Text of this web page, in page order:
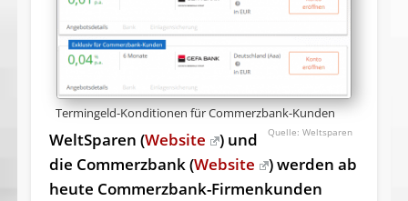
Termingeld-Konditionen für Commerzbank-Kunden
Weltsparen
WeltSparen (Website
) und
die Commerzbank (Website
) werden ab
heute Commerzbank-Firmenkunden